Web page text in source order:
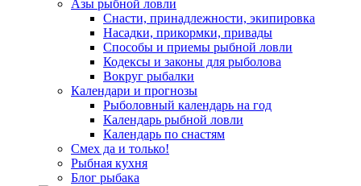
Азы рыбной ловли
Снасти, принадлежности, экипировка
Насадки, прикормки, привады
Способы и приемы рыбной ловли
Кодексы и законы для рыболова
Вокруг рыбалки
Календари и прогнозы
Рыболовный календарь на год
Календарь рыбной ловли
Календарь по снастям
Смех да и только!
Рыбная кухня
Блог рыбака